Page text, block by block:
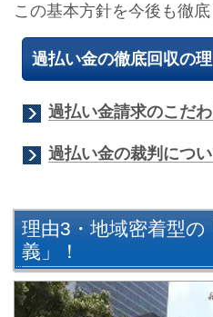
この基本方針を今後も徹底
過払い金の徹底回収の
過払い金請求のこだ
過払い金の裁判につ
理由3・地域密着型の
義」！